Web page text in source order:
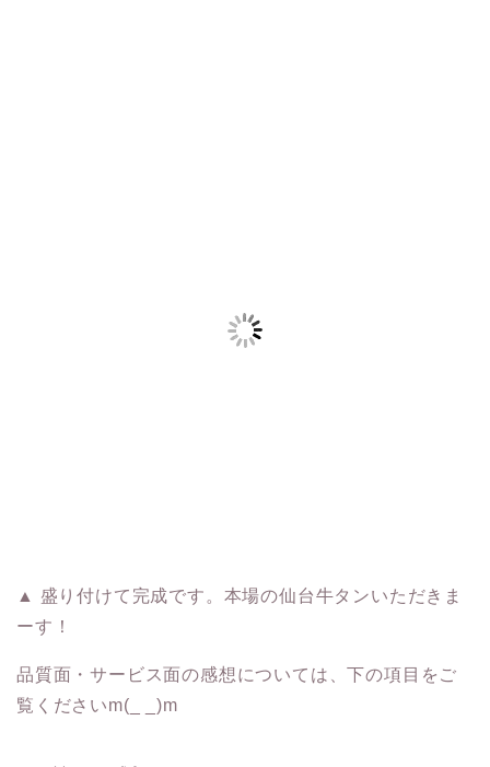
▲ 盛り付けて完成です。本場の仙台牛タンいただきま
ーす！
品質面・サービス面の感想については、下の項目をご
覧くださいm(_ _)m